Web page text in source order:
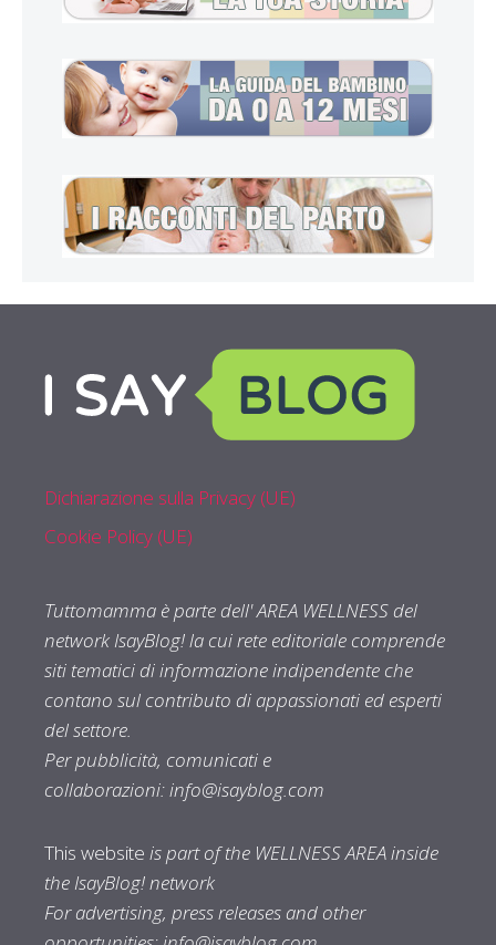
Dichiarazione sulla Privacy (UE)
Cookie Policy (UE)
Tuttomamma è parte dell' AREA WELLNESS del
network IsayBlog! la cui rete editoriale comprende
siti tematici di informazione indipendente che
contano sul contributo di appassionati ed esperti
del settore.
Per pubblicità, comunicati e
collaborazioni:info@isayblog.com
This website is part of the WELLNESS AREA inside
the IsayBlog! network
For advertising, press releases and other